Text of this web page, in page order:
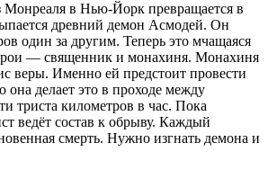
Монреаля в Нью-Йорк превращается в
древний демон Асмодей. Он
один за другим. Теперь это мчащаяся
— священник и монахиня. Монахиня
веры. Именно ей предстоит провести
она делает это в проходе между
триста километров в час. Пока
ведёт состав к обрыву. Каждый
смерть. Нужно изгнать демона и